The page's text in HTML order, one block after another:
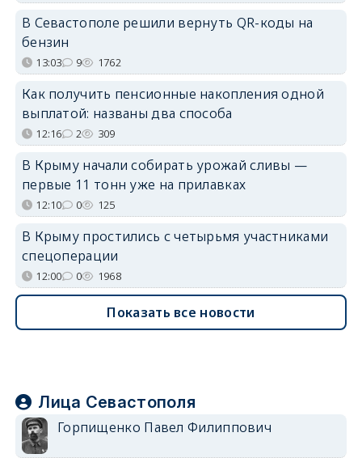
В Севастополе решили вернуть QR-коды на
бензин
13:03 9 1762
Как получить пенсионные накопления одной
выплатой: названы два способа
12:16 2 309
В Крыму начали собирать урожай сливы —
первые 11 тонн уже на прилавках
12:10 0 125
В Крыму простились с четырьмя участниками
спецоперации
12:00 0 1968
Показать все новости
Лица Севастополя
Горпищенко Павел Филиппович